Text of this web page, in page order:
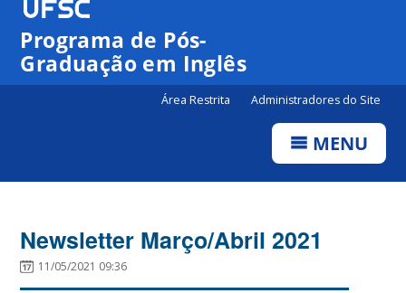
Programa de Pós-
Graduação em Inglês
Área Restrita Administradores do Site
MENU
Newsletter Março/Abril 2021
11/05/2021 09:36